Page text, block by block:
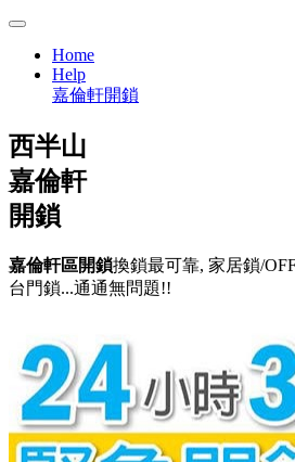
Home
Help
嘉倫軒開鎖
西半山
嘉倫軒
開鎖
嘉倫軒區開鎖換鎖最可靠, 家居鎖/
台門鎖...通通無問題!!